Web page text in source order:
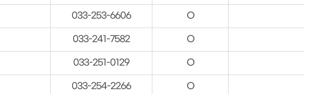
033-253-6606 O
033-241-7582 O
033-251-0129 O
033-254-2266 O